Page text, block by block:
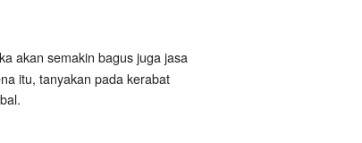
akan semakin bagus juga jasa
itu, tanyakan pada kerabat